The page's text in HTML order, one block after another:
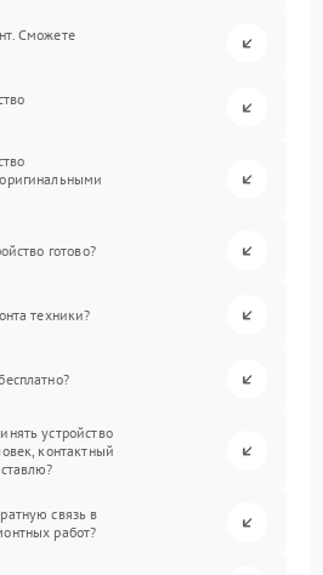
Сможете
готово?
техники?
устройство
контактный
связь в
работ?